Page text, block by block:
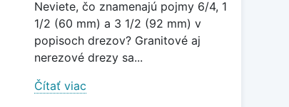
Neviete, čo znamenajú pojmy 6/4, 1
1/2 (60 mm) a 3 1/2 (92 mm) v
popisoch drezov? Granitové aj
nerezové drezy sa...
Čítať viac